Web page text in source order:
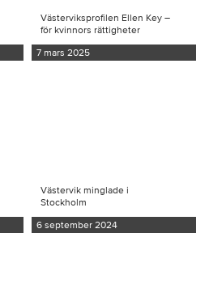
Västerviksprofilen Ellen Key –
för kvinnors rättigheter
7 mars 2025
Västervik minglade i
Stockholm
6 september 2024